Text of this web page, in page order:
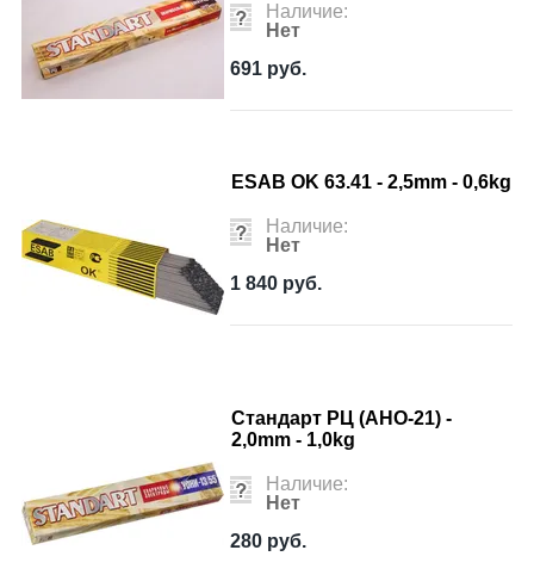
Наличие:
Нет
691 руб.
ESAB OK 63.41 - 2,5mm - 0,6kg
Наличие:
Нет
1 840 руб.
Стандарт РЦ (АНО-21) -
2,0mm - 1,0kg
Наличие:
Нет
280 руб.